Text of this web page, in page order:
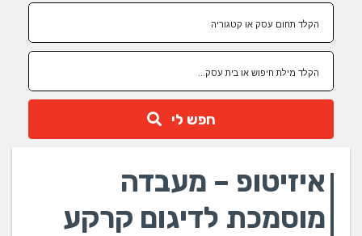
חפש לי
איזיטופ – מעבדה
מוסמכת לדיגום קרקע